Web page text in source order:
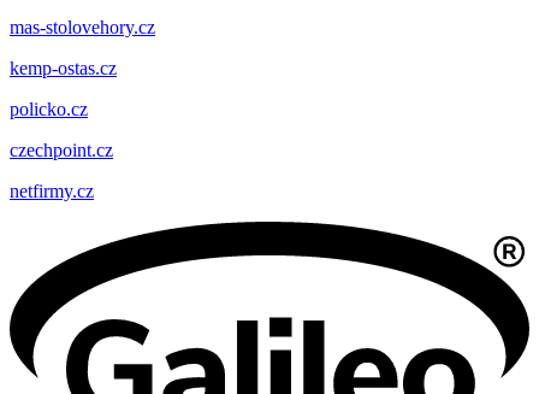
mas-stolovehory.cz
kemp-ostas.cz
policko.cz
czechpoint.cz
netfirmy.cz